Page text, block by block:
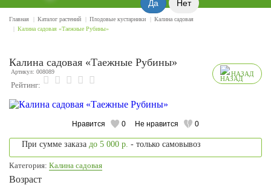
Главная Каталог растений Плодовые кустарники
Калина садовая
Калина садовая «Таежные Рубины»
Калина садовая «Таежные Рубины»
Артикул: 008089
Рейтинг:
НАЗАД
Нравится 0 Не нравится 0
При сумме заказа до 5 000 р. - только самовывоз
Категория: Калина садовая
Возраст